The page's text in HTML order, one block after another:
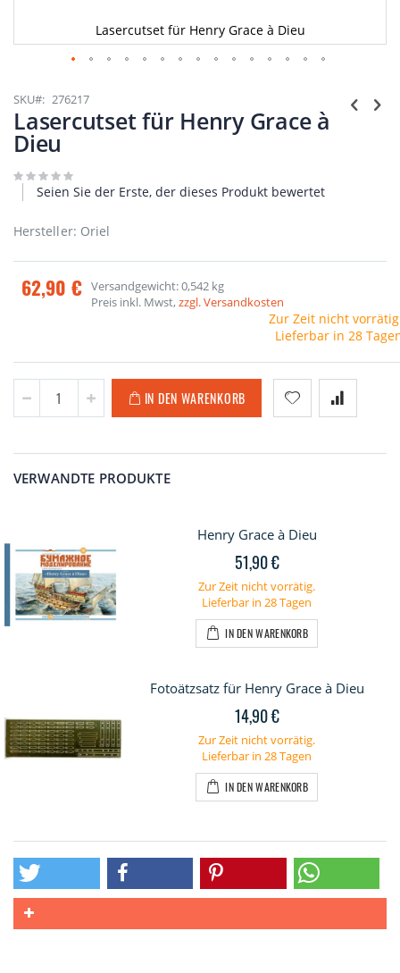
Lasercutset für Henry Grace à Dieu
Anfang
der
Bildgalerie
springen
SKU 276217
Lasercutset für Henry Grace à
Dieu
Seien Sie der Erste, der dieses Produkt bewertet
Hersteller: Oriel
62,90 € Versandgewicht: 0,542 kg
Preis inkl. Mwst,zzgl. Versandkosten
Zur Zeit nicht
Lieferbar in 28
IN DEN WARENKORB
VERWANDTE PRODUKTE
Henry Grace à Dieu
51,90 €
Zur Zeit nicht vorrätig.
Lieferbar in 28 Tagen
IN DEN WARENKORB
Fotoätzsatz für Henry Grace à Dieu
14,90 €
Zur Zeit nicht vorrätig.
Lieferbar in 28 Tagen
IN DEN WARENKORB